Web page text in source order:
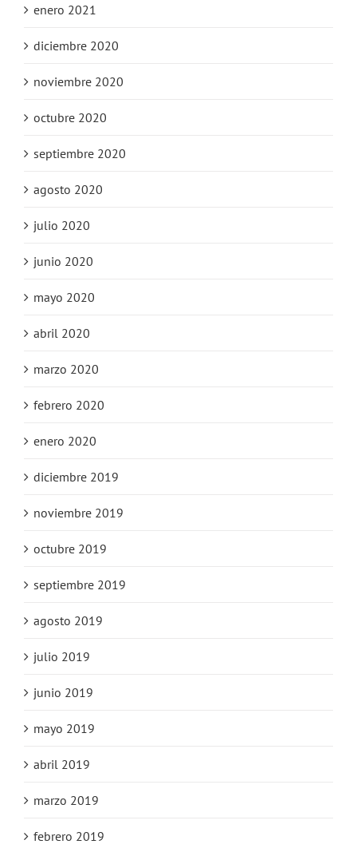
enero 2021
diciembre 2020
noviembre 2020
octubre 2020
septiembre 2020
agosto 2020
julio 2020
junio 2020
mayo 2020
abril 2020
marzo 2020
febrero 2020
enero 2020
diciembre 2019
noviembre 2019
octubre 2019
septiembre 2019
agosto 2019
julio 2019
junio 2019
mayo 2019
abril 2019
marzo 2019
febrero 2019